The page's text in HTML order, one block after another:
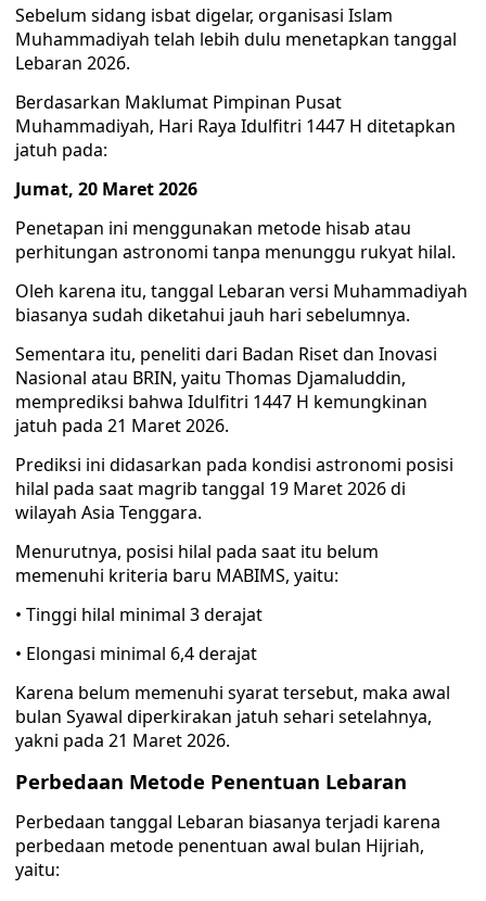
Sebelum sidang isbat digelar, organisasi Islam
Muhammadiyah telah lebih dulu menetapkan tanggal
Lebaran 2026.
Berdasarkan Maklumat Pimpinan Pusat
Muhammadiyah, Hari Raya Idulfitri 1447 H ditetapkan
jatuh pada:
Jumat, 20 Maret 2026
Penetapan ini menggunakan metode hisab atau
perhitungan astronomi tanpa menunggu rukyat hilal.
Oleh karena itu, tanggal Lebaran versi Muhammadiyah
biasanya sudah diketahui jauh hari sebelumnya.
Sementara itu, peneliti dari Badan Riset dan Inovasi
Nasional atau BRIN, yaitu Thomas Djamaluddin,
memprediksi bahwa Idulfitri 1447 H kemungkinan
jatuh pada 21 Maret 2026.
Prediksi ini didasarkan pada kondisi astronomi posisi
hilal pada saat magrib tanggal 19 Maret 2026 di
wilayah Asia Tenggara.
Menurutnya, posisi hilal pada saat itu belum
memenuhi kriteria baru MABIMS, yaitu:
• Tinggi hilal minimal 3 derajat
• Elongasi minimal 6,4 derajat
Karena belum memenuhi syarat tersebut, maka awal
bulan Syawal diperkirakan jatuh sehari setelahnya,
yakni pada 21 Maret 2026.
Perbedaan Metode Penentuan Lebaran
Perbedaan tanggal Lebaran biasanya terjadi karena
perbedaan metode penentuan awal bulan Hijriah,
yaitu: